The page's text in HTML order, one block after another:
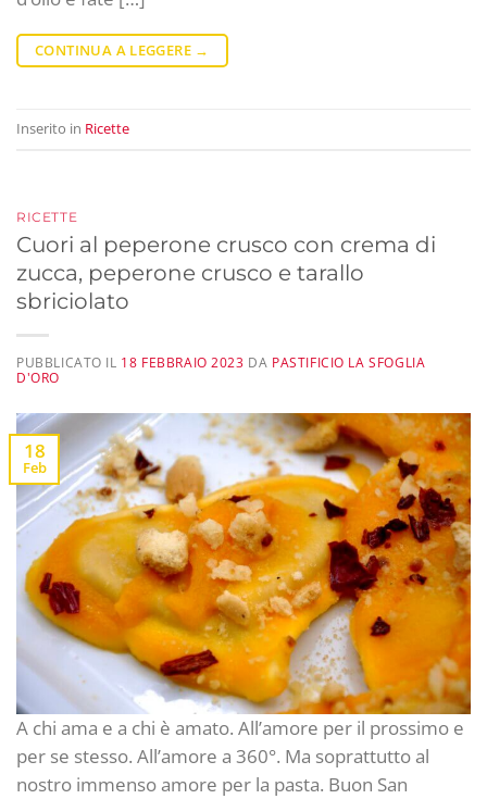
CONTINUA A LEGGERE →
Inserito in Ricette
RICETTE
Cuori al peperone crusco con crema di
zucca, peperone crusco e tarallo
sbriciolato
PUBBLICATO IL 18 FEBBRAIO 2023 DA PASTIFICIO LA SFOGLIA
D'ORO
18
Feb
A chi ama e a chi è amato. All’amore per il prossimo e
per se stesso. All’amore a 360°. Ma soprattutto al
nostro immenso amore per la pasta. Buon San